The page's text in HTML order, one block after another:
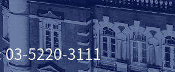
03-5220-3111